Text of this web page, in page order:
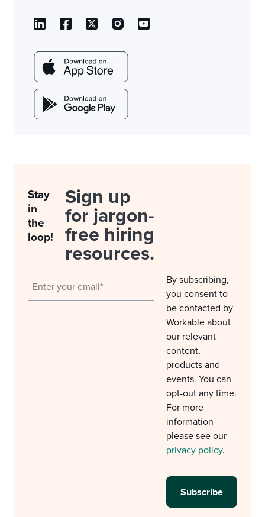
Stay
in
the
loop!
Sign up
for jargon-
free hiring
resources.
By subscribing,
you consent to
be contacted by
Workable about
our relevant
content,
products and
events. You can
opt-out any time.
For more
information
please see our
privacy policy.